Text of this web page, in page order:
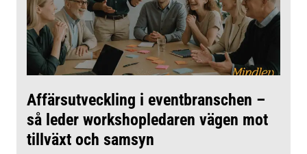
Affärsutveckling i eventbranschen –
så leder workshopledaren vägen mot
tillväxt och samsyn